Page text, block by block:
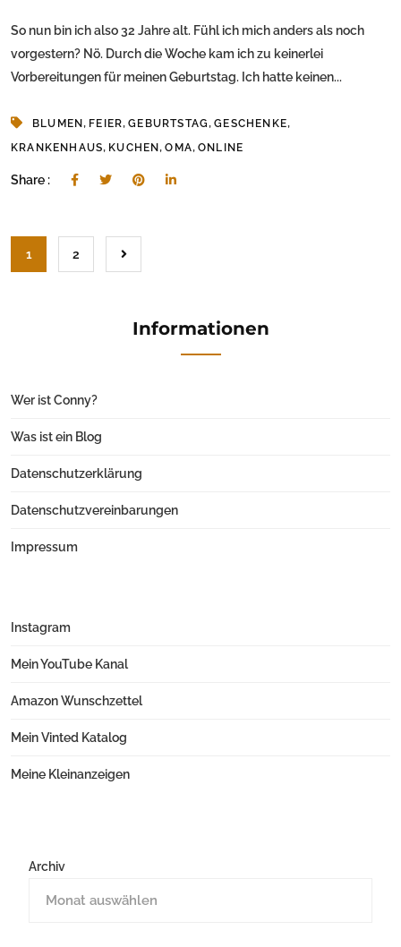
So nun bin ich also 32 Jahre alt. Fühl ich mich anders als noch
vorgestern? Nö. Durch die Woche kam ich zu keinerlei
Vorbereitungen für meinen Geburtstag. Ich hatte keinen...
BLUMEN, FEIER,GEBURTSTAG,GESCHENKE,
KRANKENHAUS, KUCHEN,OMA,ONLINE
Share :
1 2
Informationen
Wer ist Conny?
Was ist ein Blog
Datenschutzerklärung
Datenschutzvereinbarungen
Impressum
Instagram
Mein YouTube Kanal
Amazon Wunschzettel
Mein Vinted Katalog
Meine Kleinanzeigen
Archiv